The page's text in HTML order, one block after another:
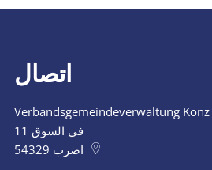
اتصال
Verbandsgemeindeverwaltung Konz
في السوق 11
54329 اضرب